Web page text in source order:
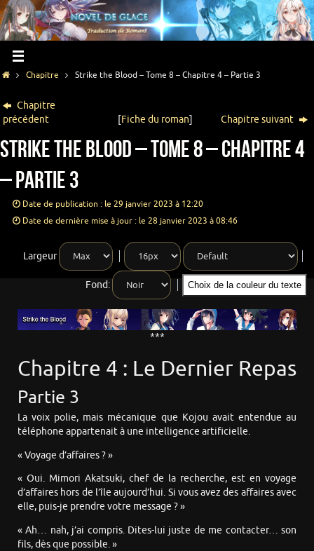
Chapitre Strike the Blood – Tome 8 – Chapitre 4 – Partie 3
Chapitre
précédent
[Fiche du roman] Chapitre suivant
Strike the Blood – Tome 8 – Chapitre 4
– Partie 3
Date de publication : le 29 janvier 2023 à 12:20
Date de dernière mise à jour : le 28 janvier 2023 à 08:46
Largeur
Fond: Choix de la couleur du texte
***
Chapitre 4 : Le Dernier Repas
Partie 3
La voix polie, mais mécanique que Kojou avait entendue au
téléphone appartenait à une intelligence artificielle.
« Voyage d’affaires ? »
« Oui. Mimori Akatsuki, chef de la recherche, est en voyage
d’affaires hors de l’île aujourd’hui. Si vous avez des affaires avec
elle, puis-je prendre votre message ? »
« Ah… nah, j’ai compris. Dites-lui juste de me contacter… son
fils, dès que possible. »